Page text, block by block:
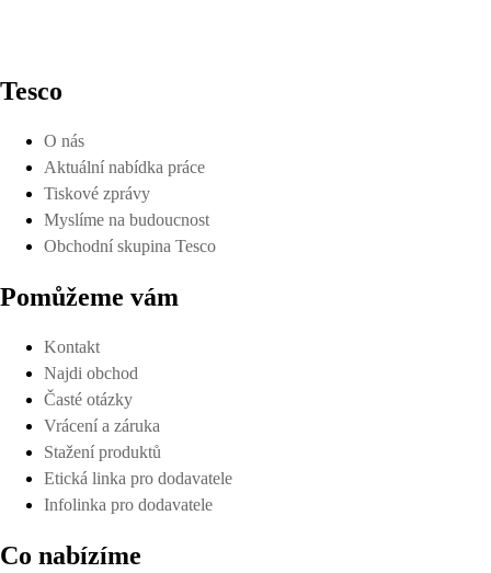
Tesco
O nás
Aktuální nabídka práce
Tiskové zprávy
Myslíme na budoucnost
Obchodní skupina Tesco
Pomůžeme vám
Kontakt
Najdi obchod
Časté otázky
Vrácení a záruka
Stažení produktů
Etická linka pro dodavatele
Infolinka pro dodavatele
Co nabízíme